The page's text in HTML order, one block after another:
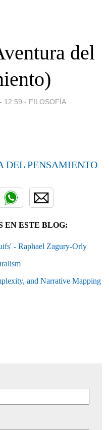
del
12:59 - FILOSOFÍA
DEL PENSAMIENTO
EN ESTE BLOG:
- Raphael Zagury-Orly
and Narrative Mapping